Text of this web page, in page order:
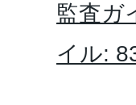
監査ガ
イル: